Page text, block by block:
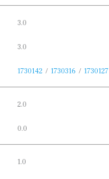
3.0
3.0
1730142 / 1730316 / 1730127
2.0
0.0
1.0